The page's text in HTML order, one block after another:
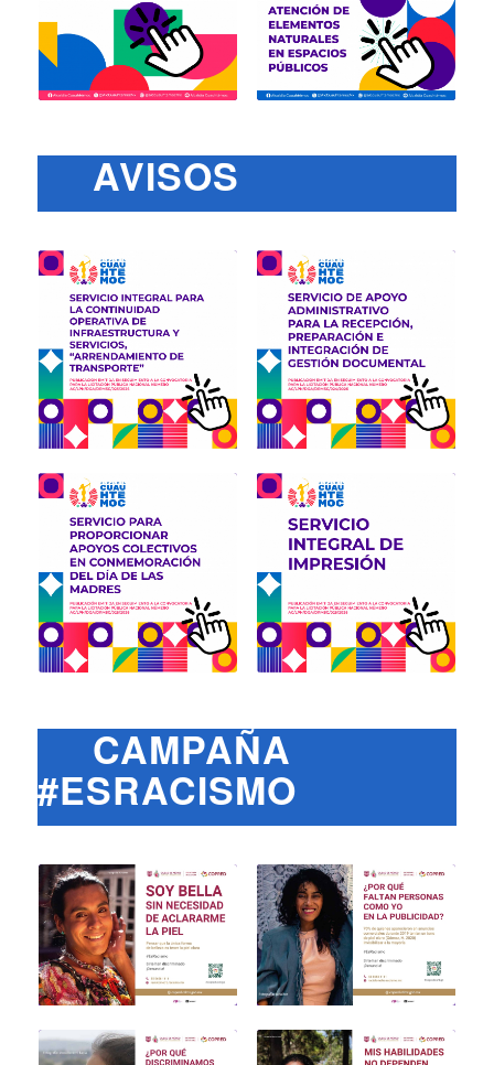
AVISOS
CAMPAÑA
#ESRACISMO